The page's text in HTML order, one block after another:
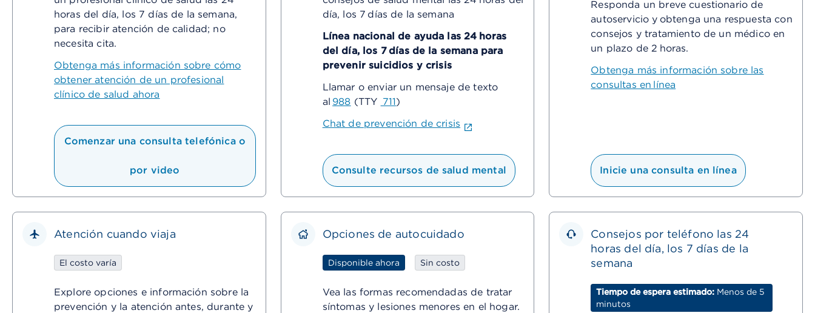
horas del día, los 7 días de la semana,
para recibir atención de calidad; no
necesita cita.
Obtenga más información sobre cómo
obtener atención de un profesional
clínico de salud ahora
Comenzar una consulta telefónica o
por video
día, los 7 días de la semana
Línea nacional de ayuda las 24 horas
del día, los 7 días de la semana para
prevenir suicidios y crisis
Llamar o enviar un mensaje de texto
al 988 (TTY 711)
Chat de prevención de crisis
Consulte recursos de salud mental
Responda un breve cuestionario de
autoservicio y obtenga una respuesta con
consejos y tratamiento de un médico en
un plazo de 2 horas​.
Obtenga más información sobre las
consultas en línea
Inicie una consulta en línea
Atención cuando viaja
El costo varía
Explore opciones e información sobre la
prevención y la atención antes, durante y
Opciones de autocuidado
Disponible ahora Sin costo
Vea las formas recomendadas de tratar
síntomas y lesiones menores en el hogar.
Consejos por teléfono las 24
horas del día, los 7 días de la
semana
Tiempo de espera estimado: Menos de 5
minutos